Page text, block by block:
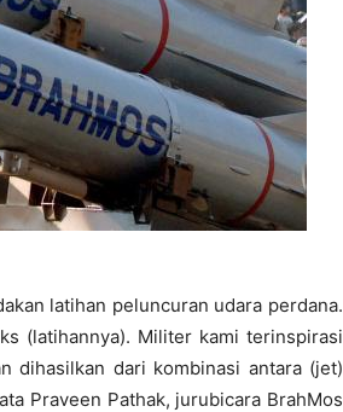
latihan peluncuran udara perdana.
(latihannya). Militer kami terinspirasi
dihasilkan dari kombinasi antara (jet)
Praveen Pathak, jurubicara BrahMos